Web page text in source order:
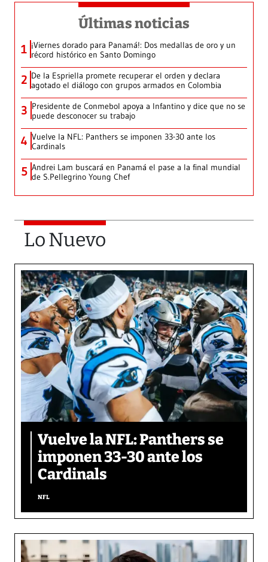
Últimas noticias
1 ¡Viernes dorado para Panamá!: Dos medallas de oro y un
récord histórico en Santo Domingo
2 De la Espriella promete recuperar el orden y declara
agotado el diálogo con grupos armados en Colombia
3 Presidente de Conmebol apoya a Infantino y dice que no se
puede desconocer su trabajo
4 Vuelve la NFL: Panthers se imponen 33-30 ante los
Cardinals
5 Andrei Lam buscará en Panamá el pase a la final mundial
de S.Pellegrino Young Chef
Lo Nuevo
Vuelve la NFL: Panthers se
imponen 33-30 ante los
Cardinals
NFL